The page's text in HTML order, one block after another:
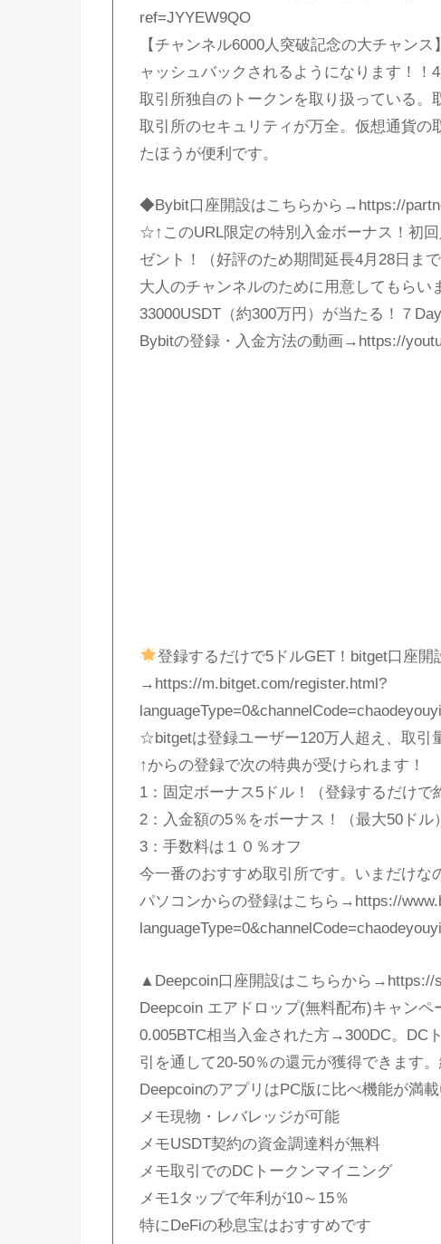
ref=JYYEW9QO
【チャンネル6000人突破記念の大チャン
ャッシュバックされるようになります！！4
取引所独自のトークンを取り扱っている。
取引所のセキュリティが万全。仮想通貨
たほうが便利です。
◆Bybit口座開設はこちらから→https://
☆↑このURL限定の特別入金ボーナス！初
ゼント！（好評のため期間延長4月28日まで
大人のチャンネルのために用意してもらい
33000USDT（約300万円）が当たる！７
Bybitの登録・入金方法の動画→https://
登録するだけで5ドルGET！bitget口座開
→https://m.bitget.com/register.html?
☆bitgetは登録ユーザー120万人超え、取引
↑からの登録で次の特典が受けられます！
1：固定ボーナス5ドル！（登録するだけで
2：入金額の5％をボーナス！（最大50ドル）
3：手数料は１０％オフ
今一番のおすすめ取引所です。いまだけな
パソコンからの登録はこちら→https://
▲Deepcoin口座開設はこちらから→https://
Deepcoin エアドロップ(無料配布)キャンペ
0.005BTC相当入金された方→300DC。DC
引を通して20-50％の還元が獲得できます。
DeepcoinのアプリはPC版に比べ機能が満
メモ現物・レバレッジが可能
メモUSDT契約の資金調達料が無料
メモ取引でのDCトークンマイニング
メモ1タップで年利が10～15％
特にDeFiの秒息宝はおすすめです